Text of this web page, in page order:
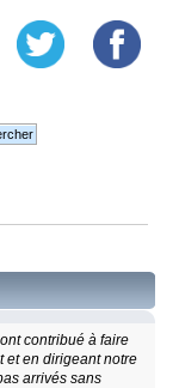
contribué à faire
et en dirigeant notre
arrivés sans